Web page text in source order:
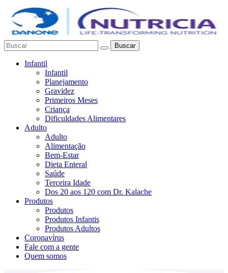
Buscar
Infantil
Infantil
Planejamento
Gravidez
Primeiros Meses
Criança
Dificuldades Alimentares
Adulto
Adulto
Alimentação
Bem-Estar
Dieta Enteral
Saúde
Terceira Idade
Dos 20 aos 120 com Dr. Kalache
Produtos
Produtos
Produtos Infantis
Produtos Adultos
Coronavírus
Fale com a gente
Quem somos